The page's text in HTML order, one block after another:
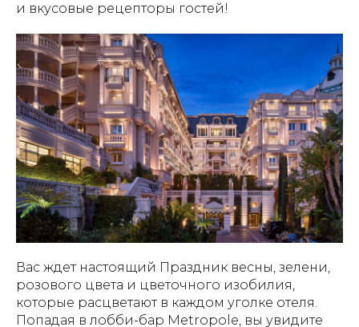
и вкусовые рецепторы гостей!
Вас ждет настоящий Праздник весны, зелени,
розового цвета и цветочного изобилия,
которые расцветают в каждом уголке отеля.
Попадая в лобби-бар Metropole, вы увидите